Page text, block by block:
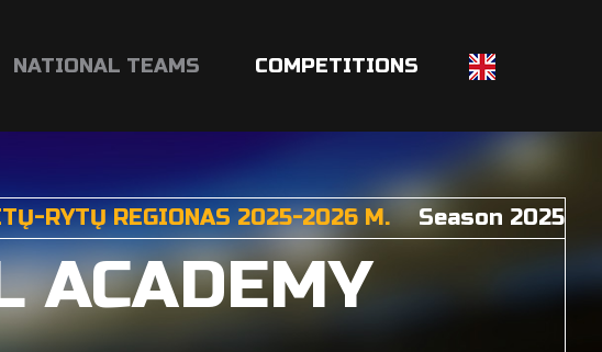
NATIONAL TEAMS COMPETITIONS
RYTŲ REGIONAS 2025-2026 M. Season 2025
ACADEMY